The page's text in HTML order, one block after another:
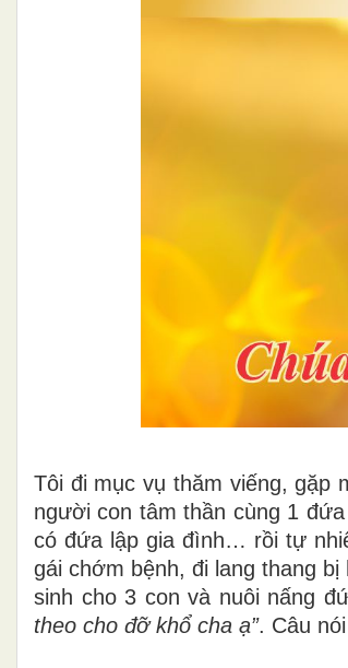
Tôi đi mục vụ thăm viếng, gặp
người con tâm thần cùng 1 đứa
có đứa lập gia đình… rồi tự
gái chớm bệnh, đi lang thang
sinh cho 3 con và nuôi nấng
theo cho đỡ khổ cha ạ”. Câu